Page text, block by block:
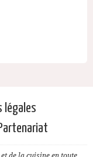
légales
Partenariat